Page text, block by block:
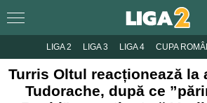
LIGA 2 LIGA 3 LIGA 4 CUPA
Turris Oltul reacționează la
Tudorache, după ce